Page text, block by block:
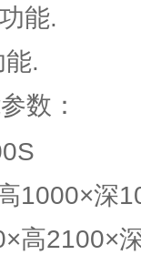
能.
.
数：
1000×深
高2100×